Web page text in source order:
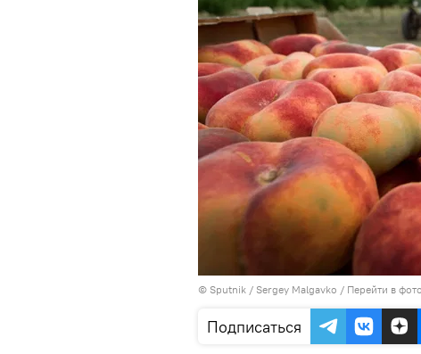
© Sputnik / Sergey Malgavko / Перейти в
Подписаться